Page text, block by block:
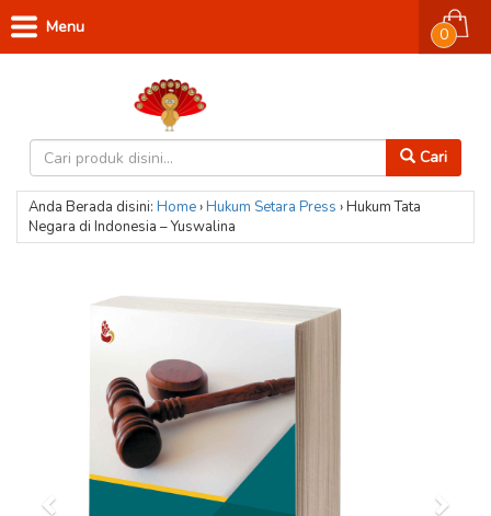
Cari
0
Menu
Anda Berada disini: Home›Hukum Setara Press ›Hukum Tata
Negara di Indonesia – Yuswalina